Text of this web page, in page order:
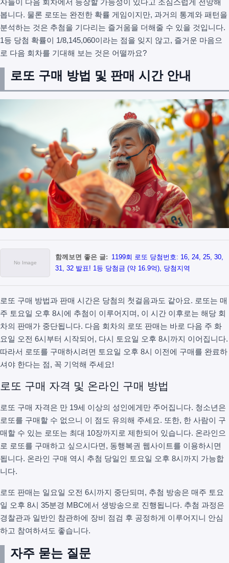
봅니다. 물론 로또는 완전한 확률 게임이지만, 과거의 통계와 패턴을
분석하는 것은 추첨을 기다리는 즐거움을 더해줄 수 있을 것입니다.
1등 당첨 확률이 1/8,145,060이라는 점을 잊지 않고, 즐거운 마음으
로 다음 회차를 기대해 보는 것은 어떨까요?
로또 구매 방법 및 판매 시간 안내
함께보면 좋은 글: 1199회 로또 당첨번호: 16, 24, 25, 30,
31, 32 발표! 1등 당첨금 (약 16.9억), 당첨지역
로또 구매 방법과 판매 시간은 당첨의 첫걸음과도 같아요. 로또는 매
주 토요일 오후 8시에 추첨이 이루어지며, 이 시간 이후로는 해당 회
차의 판매가 중단됩니다. 다음 회차의 로또 판매는 바로 다음 주 화
요일 오전 6시부터 시작되어, 다시 토요일 오후 8시까지 이어집니다.
따라서 로또를 구매하시려면 토요일 오후 8시 이전에 구매를 완료하
셔야 한다는 점, 꼭 기억해 주세요!
로또 구매 자격 및 온라인 구매 방법
로또 구매 자격은 만 19세 이상의 성인에게만 주어집니다. 청소년은
로또를 구매할 수 없으니 이 점도 유의해 주세요. 또한, 한 사람이 구
매할 수 있는 로또는 최대 10장까지로 제한되어 있습니다. 온라인으
로 로또를 구매하고 싶으시다면, 동행복권 웹사이트를 이용하시면
됩니다. 온라인 구매 역시 추첨 당일인 토요일 오후 8시까지 가능합
니다.
로또 판매는 일요일 오전 6시까지 중단되며, 추첨 방송은 매주 토요
일 오후 8시 35분경 MBC에서 생방송으로 진행됩니다. 추첨 과정은
경찰관과 일반인 참관하에 장비 점검 후 공정하게 이루어지니 안심
하고 참여하셔도 좋습니다.
자주 묻는 질문